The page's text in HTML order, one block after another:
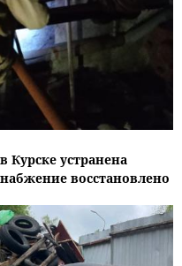
Курске устранена
восстановлено